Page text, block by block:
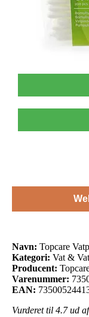
Navn: Topcare
Kategori: Vat &
Producent:
Varenummer:
EAN:
Vurderet til 4.7ud af